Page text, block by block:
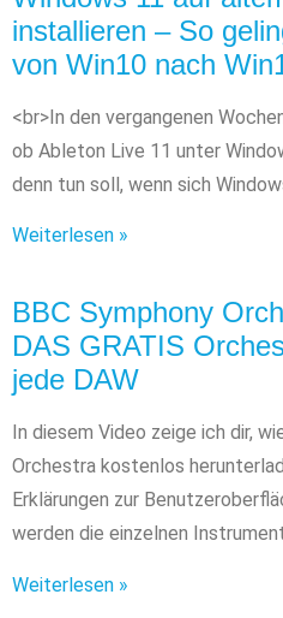
installieren – So
von Win10 nach
<br>In den vergangenen
ob Ableton Live 11 unter
denn tun soll, wenn sich
Weiterlesen »
BBC Symphony
DAS GRATIS
jede DAW
In diesem Video zeige ich dir,
Orchestra kostenlos
Erklärungen zur
werden die einzelnen
Weiterlesen »